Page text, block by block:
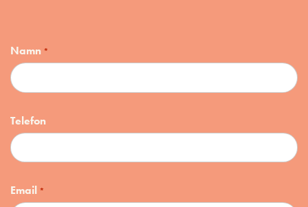
Namn *
Telefon
Email *